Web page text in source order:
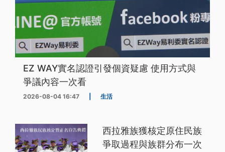
EZ WAY實名認證引發個資疑慮 使用方式與
爭議內容一次看
2026-08-04 16:47 生活
西拉雅族獲核定原住民族
爭取過程與族群分布一次